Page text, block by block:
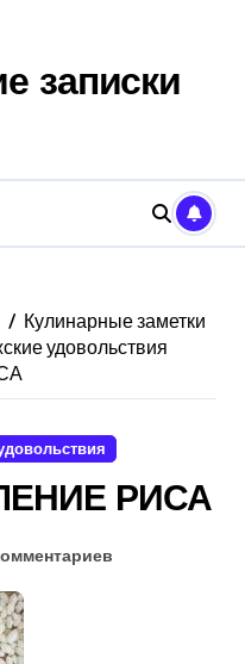
записки
Кулинарные заметки
удовольствия
РИСА